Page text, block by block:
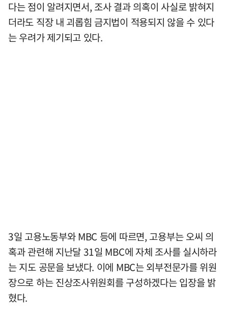
다는 점이 알려지면서, 조사 결과 의혹이 사실로 밝혀지
더라도 직장 내 괴롭힘 금지법이 적용되지 않을 수 있다
는 우려가 제기되고 있다.
3일 고용노동부와 MBC 등에 따르면, 고용부는 오씨 의
혹과 관련해 지난달 31일 MBC에 자체 조사를 실시하라
는 지도 공문을 보냈다. 이에 MBC는 외부전문가를 위원
장으로 하는 진상조사위원회를 구성하겠다는 입장을 밝
혔다.